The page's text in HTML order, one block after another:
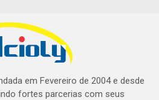
em Fevereiro de 2004 e desde
fortes parcerias com seus